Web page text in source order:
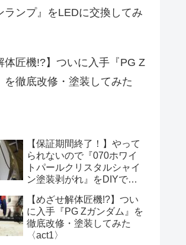
ランプ』をLEDに交換してみ
体匠機!?】ついに入手『PG Z
を徹底改修・塗装してみた
【保証期間終了！】やって
られないので『070ホワイ
トパールクリスタルシャイ
ン塗装剥がれ』をDIYで修
【めざせ解体匠機!?】つい
に入手『PG Zガンダム』を
徹底改修・塗装してみた
〈act1〉